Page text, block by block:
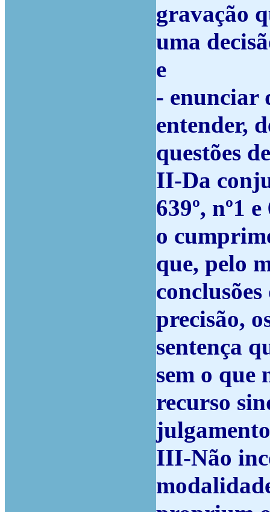
gravação
uma
e
- enunciar
entender,
questões
II-Da
639º, nº1
o
que, pelo
precisão,
sentença
sem o que
recurso
III-Não